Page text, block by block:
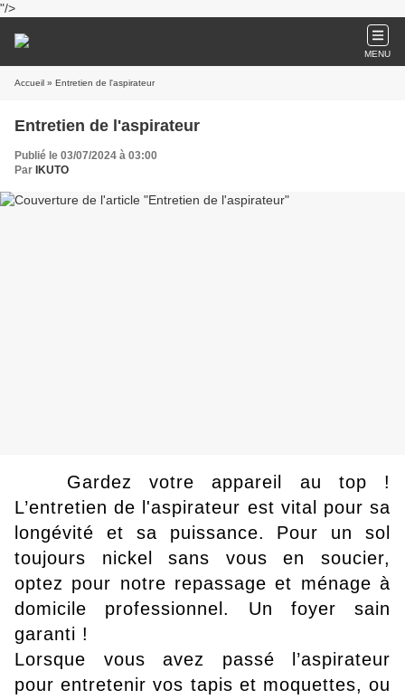
"/>
MENU
Accueil » Entretien de l'aspirateur
Entretien de l'aspirateur
Publié le 03/07/2024 à 03:00
Par IKUTO
Gardez votre appareil au top !
L’entretien de l'aspirateur est vital pour sa
longévité et sa puissance. Pour un sol
toujours nickel sans vous en soucier,
optez pour notre repassage et ménage à
domicile professionnel. Un foyer sain
garanti !
Lorsque vous avez passé l’aspirateur
pour entretenir vos tapis et moquettes, ou